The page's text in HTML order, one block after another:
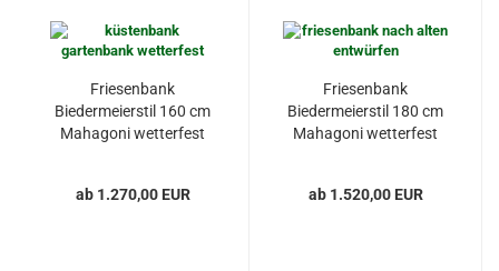
Friesenbank
Biedermeierstil 160 cm
Mahagoni wetterfest
ab 1.270,00 EUR
Friesenbank
Biedermeierstil 180 cm
Mahagoni wetterfest
ab 1.520,00 EUR